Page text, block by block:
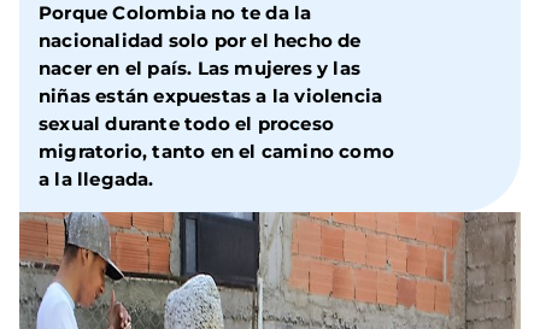
Porque Colombia no te da la
nacionalidad solo por el hecho de
nacer en el país. Las mujeres y las
niñas están expuestas a la violencia
sexual durante todo el proceso
migratorio, tanto en el camino como
a la llegada.